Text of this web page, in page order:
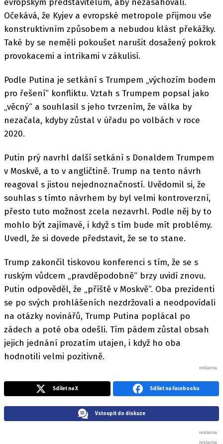
Očekává, že Kyjev a evropské metropole přijmou vše
konstruktivním způsobem a nebudou klást překážky.
Také by se neměli pokoušet narušit dosažený pokrok
provokacemi a intrikami v zákulisí.
Podle Putina je setkání s Trumpem „výchozím bodem
pro řešení“ konfliktu. Vztah s Trumpem popsal jako
„věcný“ a souhlasil s jeho tvrzením, že válka by
nezačala, kdyby zůstal v úřadu po volbách v roce
2020.
Putin prý navrhl další setkání s Donaldem Trumpem
v Moskvě, a to v angličtině. Trump na tento návrh
reagoval s jistou nejednoznačností. Uvědomil si, že
souhlas s tímto návrhem by byl velmi kontroverzní,
přesto tuto možnost zcela nezavrhl. Podle něj by to
mohlo být zajímavé, i když s tím bude mít problémy.
Uvedl, že si dovede představit, že se to stane.
Trump zakončil tiskovou konferenci s tím, že se s
ruským vůdcem „pravděpodobně“ brzy uvidí znovu.
Putin odpověděl, že „příště v Moskvě“. Oba prezidenti
se po svých prohlášeních nezdržovali a neodpovídali
na otázky novinářů, Trump Putina poplácal po
zádech a poté oba odešli. Tím pádem zůstal obsah
jejich jednání prozatím utajen, i když ho oba
hodnotili velmi pozitivně.
Sdílet na X Sdílet na Facebooku
Vstoupit do diskuze